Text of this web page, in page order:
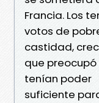
Francia. Los
votos de
castidad,
que preocupó
tenían poder
suficiente